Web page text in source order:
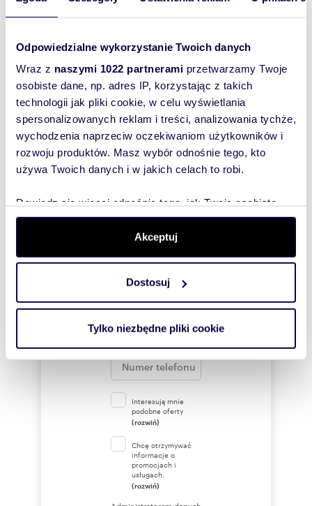
Odpowiedzialne wykorzystanie Twoich danych
Wraz z naszymi 1022 partnerami przetwarzamy Twoje
osobiste dane, np. adres IP, korzystając z takich
technologii jak pliki cookie, w celu wyświetlania
spersonalizowanych reklam i treści, analizowania tychże,
wychodzenia naprzeciw oczekiwaniom użytkowników i
rozwoju produktów. Masz wybór odnośnie tego, kto
używa Twoich danych i w jakich celach to robi.
Dowiedz się więcej odnośnie tego, jak Twoje osobiste
dane są przetwarzane oraz ustaw własne preferencje w
. W Deklaracji plików cookie możesz
zmienić lub wycofać swoją zgodę w dowolnej chwili.
Wykorzystujemy pliki cookie do spersonalizowania treści
i reklam, aby oferować funkcje społecznościowe i
korzystasz z naszej witryny, udostępniamy partnerom
Partnerzy mogą połączyć te informacje z innymi danymi
korzystania z ich usług.
Akceptuj
Dostosuj
Tylko niezbędne pliki cookie
wiadomość
sposób, aby
właściciel
oferty
szybko się z
Tobą
skontaktował!
Interesują mnie
podobne oferty
(rozwiń)
Chcę otrzymywać
informacje o
promocjach i
usługach.
(rozwiń)